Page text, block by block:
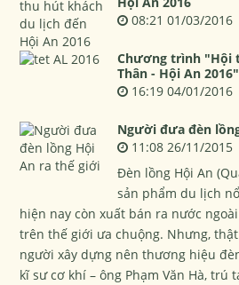
08:21 01/03/2016
Chương trình "Hội
Thân - Hội An 2016"
16:19 04/01/2016
Người đưa đèn
11:08 26/11/2015
Đèn lồng Hội An
sản phẩm du lịch
hiện nay còn xuất bán ra nước
trên thế giới ưa chuộng. Nhưng,
người xây dựng nên thương hiệu
kĩ sư cơ khí – ông Phạm Văn Hà, trú